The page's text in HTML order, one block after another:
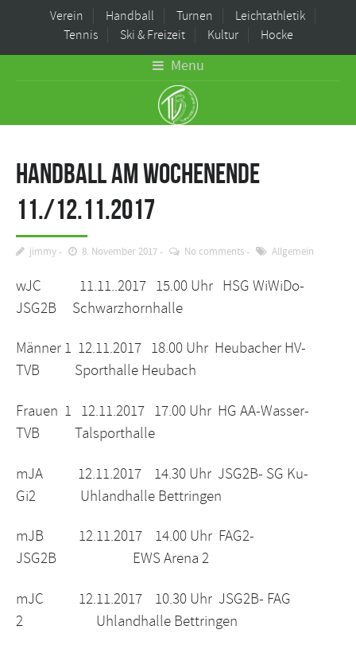
Verein Handball Turnen
Leichtathletik
Tennis
Ski & Freizeit Kultur Hocke
Menu
Handball am Wochenende
11./12.11.2017
jimmy 8. November 2017 No comments Allgemein
wJC 11.11..2017 15.00 Uhr HSG WiWiDo-
JSG2B Schwarzhornhalle
Männer 1 12.11.2017 18.00 Uhr Heubacher HV-
TVB Sporthalle Heubach
Frauen 1 12.11.2017 17.00 Uhr HG AA-Wasser-
TVB Talsporthalle
mJA 12.11.2017 14.30 Uhr JSG2B- SG Ku-
Gi2 Uhlandhalle Bettringen
mJB 12.11.2017 14.00 Uhr FAG2-
JSG2B EWS Arena 2
mJC 12.11.2017 10.30 Uhr JSG2B- FAG
2 Uhlandhalle Bettringen